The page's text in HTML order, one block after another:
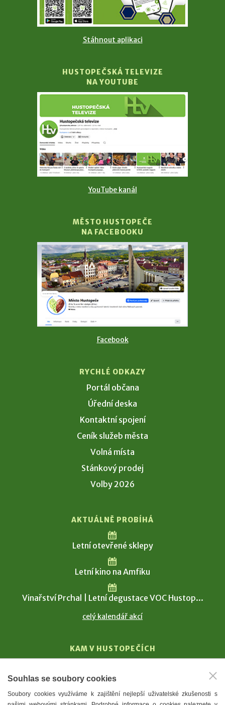
Stáhnout aplikaci
HUSTOPEČSKÁ TELEVIZE
NA YOUTUBE
YouTube kanál
MĚSTO HUSTOPEČE
NA FACEBOOKU
Facebook
RYCHLÉ ODKAZY
Portál občana
Úřední deska
Kontaktní spojení
Ceník služeb města
Volná místa
Stánkový prodej
Volby 2026
AKTUÁLNĚ PROBÍHÁ
Letní otevřené sklepy
Letní kino na Amfiku
Vinařství Prchal | Letní degustace VOC Hustop...
celý kalendář akcí
KAM V HUSTOPEČÍCH
T. G. Masaryk
Mandloně
Souhlas se soubory cookies
Soubory cookies využíváme k zajištění nejlepší uživatelské zkušenosti s